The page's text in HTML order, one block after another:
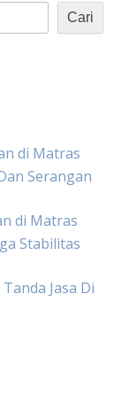
Cari
di Matras
Serangan
di Matras
Stabilitas
Jasa Di